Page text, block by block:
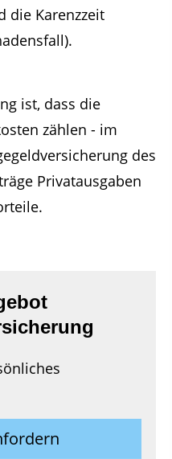
die Karenzzeit
ist, dass die
zählen - im
des
Privatausgaben